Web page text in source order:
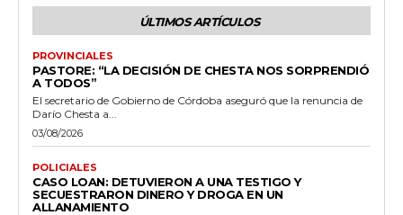
ÚLTIMOS ARTÍCULOS
PROVINCIALES
PASTORE: “LA DECISIÓN DE CHESTA NOS SORPRENDIÓ
A TODOS”
El secretario de Gobierno de Córdoba aseguró que la renuncia de
Darío Chesta a...
03/08/2026
POLICIALES
CASO LOAN: DETUVIERON A UNA TESTIGO Y
SECUESTRARON DINERO Y DROGA EN UN
ALLANAMIENTO